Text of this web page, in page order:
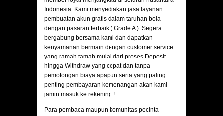
Indonesia. Kami menyediakan jasa layanan
pembuatan akun gratis dalam taruhan bola
dengan pasaran terbaik ( Grade A ). Segera
bergabung bersama kami dan dapatkan
kenyamanan bermain dengan customer service
yang ramah tamah mulai dari proses Deposit
hingga Withdraw yang cepat dan tanpa
pemotongan biaya apapun serta yang paling
penting pembayaran kemenangan akan kami
jamin masuk ke rekening !
Para pembaca maupun komunitas pecinta